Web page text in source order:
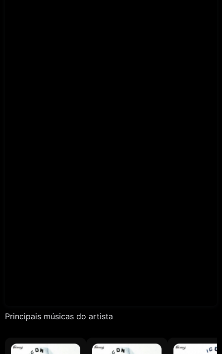
Principais músicas do artista